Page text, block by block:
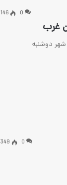
0
146
غرب
دوشنبه
0
349